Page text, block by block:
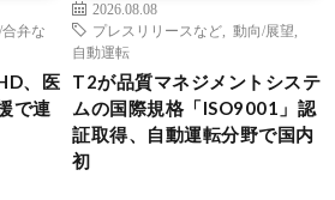
弁な
、医
で連
2026.08.08
プレスリリースなど
動向/展望
自動運転
T2が品質マネジメントシステ
ムの国際規格「ISO9001」認
証取得、自動運転分野で国内
初